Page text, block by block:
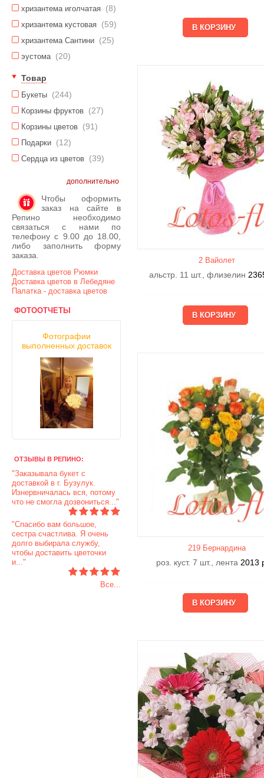
хризантема иголчатая (8)
хризантема кустовая (59)
хризантема Сантини (25)
эустома (20)
Товар
Букеты (244)
Корзины фруктов (27)
Корзины цветов (91)
Подарки (12)
Сердца из цветов (39)
дополнительно
Чтобы оформить
заказ на сайте в
Репино необходимо
связаться с нами по
телефону с 9.00 до 18.00,
либо заполнить форму
заказа.
Доставка цветов Рюмки
Доставка цветов в Лебедяне
Палатка - доставка цветов
ФОТООТЧЕТЫ
Фотографии
выполненных доставок
ОТЗЫВЫ В РЕПИНО:
"Заказывала букет с
доставкой в г. Бузулук.
Изнервничалась вся, потому
что не смогла дозвониться..."
"Спасибо вам большое,
сестра счастлива. Я очень
долго выбирала службу,
чтобы доставить цветочки
и..."
Все...
2 Вайолет
альстр. 11 шт., флизелин
219 Бернардина
роз. куст. 7 шт., лента2013